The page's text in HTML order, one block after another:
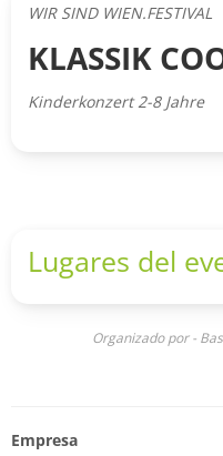
WIR SIND WIEN.FESTIVAL
KLASSIK
Kinderkonzert 2-8 Jahre
Lugares del
Organizado por -
Empresa